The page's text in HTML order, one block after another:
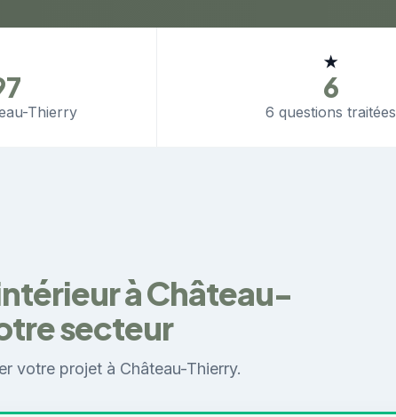
Thierry
★
6
6 questions traitées
à Château-
secteur
votre projet à Château-Thierry.